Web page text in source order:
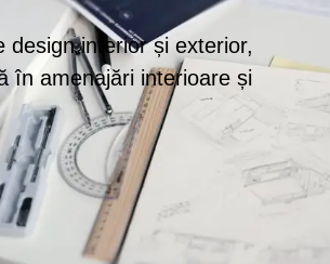
design interior și exterior,
în amenajări interioare și